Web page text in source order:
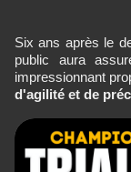
Six ans après le
public aura
impressionnant
d'agilité et de